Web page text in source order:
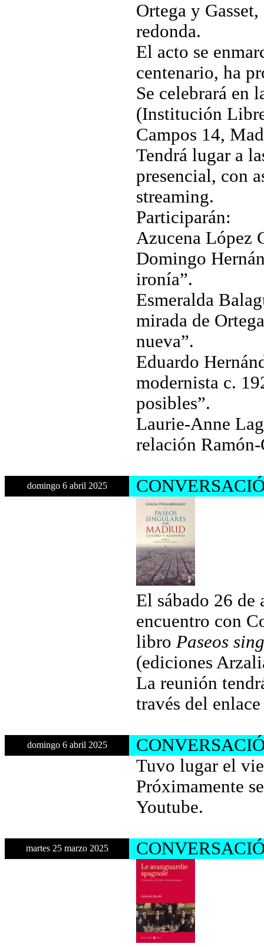
Ortega y
redonda.
El acto se
centenario, ha
Se celebrará en
(Institución
Campos 14,
Tendrá lugar a
presencial, con
streaming.
Participarán:
Azucena López
Domingo
ironía”.
Esmeralda
mirada de
nueva”.
Eduardo
modernista c.
posibles”.
Laurie-Anne
relación
domingo 6 abril 2025 CO
El sábado 26 de
encuentro con
libro Paseos
(ediciones
La reunión
través del
domingo 6 abril 2025
Tuvo lugar el
Próximamente
Youtube.
martes 25 marzo 2025